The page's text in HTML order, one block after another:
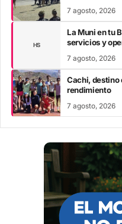
7 agosto, 2026
HS
La Muni en tu
servicios y
7 agosto, 2026
Cachi, destino
rendimiento
7 agosto, 2026